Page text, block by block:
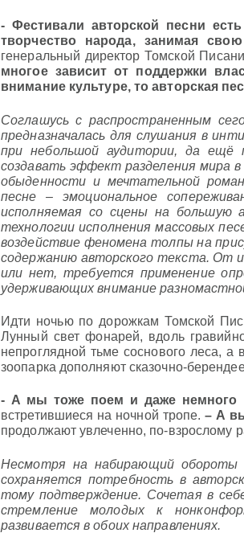
- Фестивали авторской песни
творчество народа, занимая
генеральный директор Томской
многое зависит от поддержки
внимание культуре, то авторская
Соглашусь с распространенным
предназначалась для слушания в
при небольшой аудитории, да ещё
создавать эффект разделения мира
обыденности и мечтательной
песне – эмоциональное
исполняемая со сцены на большую
технологии исполнения массовых
воздействие феномена толпы на
содержанию авторского текста. От
или нет, требуется применение
удерживающих внимание
Идти ночью по дорожкам Томской
Лунный свет фонарей, вдоль
непроглядной тьме соснового леса,
зоопарка дополняют сказочно-
- А мы тоже поем и даже
встретившиеся на ночной тропе. – А
продолжают увлеченно, по-взрослому
Несмотря на набирающий обороты
сохраняется потребность в
тому подтверждение. Сочетая в
стремление молодых к
развивается в обоих направлениях.